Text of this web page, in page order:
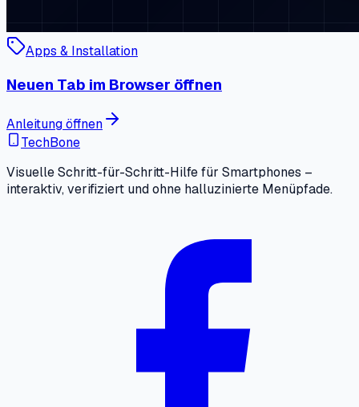
Apps & Installation
Neuen Tab im Browser öffnen
Anleitung öffnen
TechBone
Visuelle Schritt-für-Schritt-Hilfe für Smartphones –
interaktiv, verifiziert und ohne halluzinierte Menüpfade.